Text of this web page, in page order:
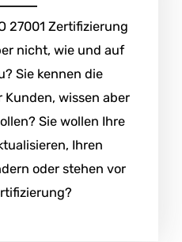
27001 Zertifizierung
nicht, wie und auf
Sie kennen die
wissen aber
Sie wollen Ihre
Ihren
oder stehen vor